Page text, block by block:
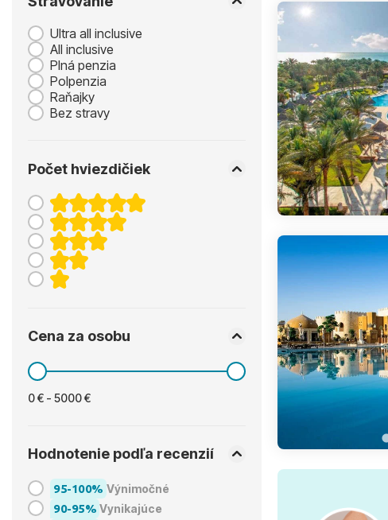
Ultra all inclusive
All inclusive
Plná penzia
Polpenzia
Raňajky
Bez stravy
Počet hviezdičiek
Cena za osobu
0 € - 5000 €
Hodnotenie podľa recenzií
95-100% Výnimočné
90-95% Vynikajúce